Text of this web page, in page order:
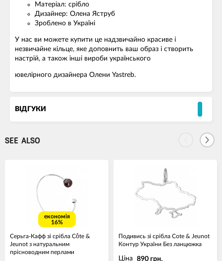
Матеріал: срібло
Дизайнер: Олена Яструб
Зроблено в Україні
У нас ви можете купити це надзвичайно красиве і
незвичайне кільце, яке доповнить ваш образ і створить
настрій, а також інші вироби українського
ювелірного дизайнера Олени Yastreb.
ВІДГУКИ
SEE ALSO
економія
16%
Серьга-Кафф зі срібла Côte &
Jeunot з натуральним
прісноводним перлами
Подивись зі срібла Cote & Jeunot
Контур України Без ланцюжка
Ціна 890 грн.